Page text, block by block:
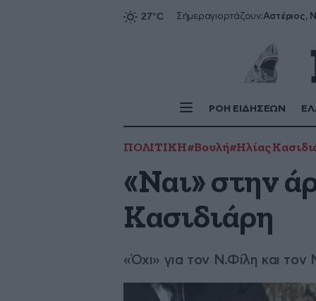
Σήμεραγιορτάζουν:Αστέριος,
ΡΟΗ ΕΙΔΗΣΕΩΝ
ΠΟΛΙΤΙΚΗ#Βουλή#Ηλίας
«Ναι» στην
Κασιδιάρη
«Όχι» για τον Ν.Φίλη και τον